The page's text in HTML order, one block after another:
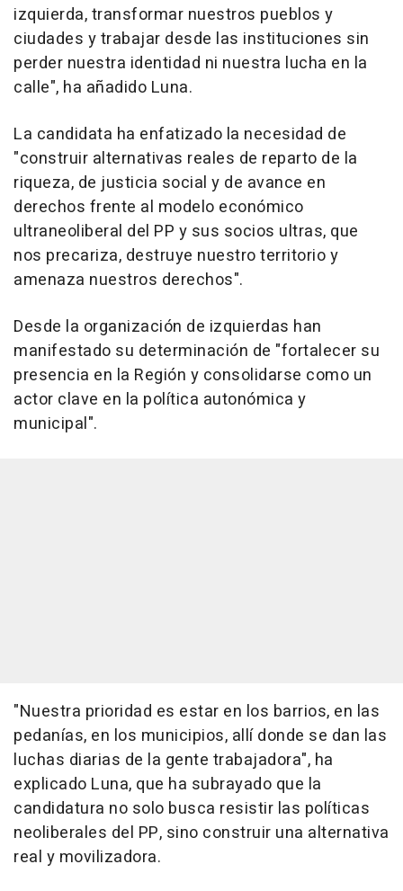
izquierda, transformar nuestros pueblos y
ciudades y trabajar desde las instituciones sin
perder nuestra identidad ni nuestra lucha en la
calle", ha añadido Luna.
La candidata ha enfatizado la necesidad de
"construir alternativas reales de reparto de la
riqueza, de justicia social y de avance en
derechos frente al modelo económico
ultraneoliberal del PP y sus socios ultras, que
nos precariza, destruye nuestro territorio y
amenaza nuestros derechos".
Desde la organización de izquierdas han
manifestado su determinación de "fortalecer su
presencia en la Región y consolidarse como un
actor clave en la política autonómica y
municipal".
"Nuestra prioridad es estar en los barrios, en las
pedanías, en los municipios, allí donde se dan las
luchas diarias de la gente trabajadora", ha
explicado Luna, que ha subrayado que la
candidatura no solo busca resistir las políticas
neoliberales del PP, sino construir una alternativa
real y movilizadora.